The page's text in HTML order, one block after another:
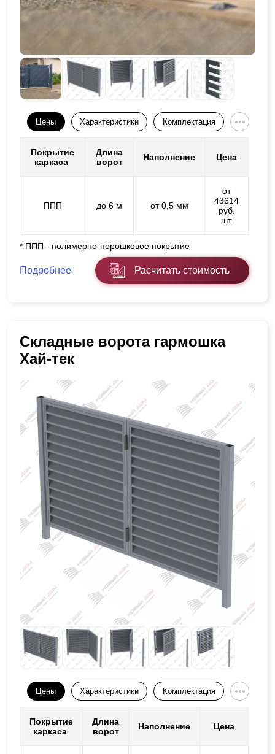
Цены Характеристики Комплектация
Покрытие
каркаса
Длина
ворот
Наполнение Цена
ППП до 6 м от 0,5 мм
от
43614
руб.
шт.
* ППП - полимерно-порошковое покрытие
Подробнее Расчитать стоимость
Складные ворота гармошка
Хай-тек
Цены Характеристики Комплектация
Покрытие
каркаса
Длина
ворот
Наполнение Цена